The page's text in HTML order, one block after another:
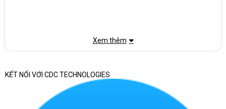
Xem thêm
KẾT NỐI VỚI CDC TECHNOLOGIES